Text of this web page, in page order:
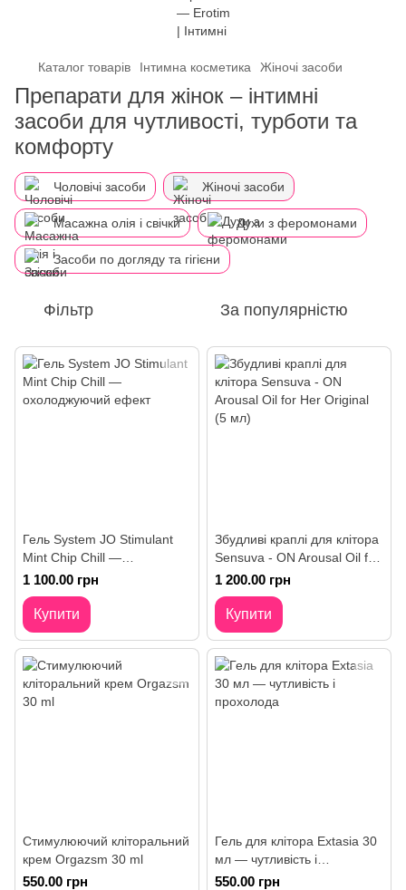
Каталог товарів Інтимна косметика Жіночі засоби
Препарати для жінок – інтимні
засоби для чутливості, турботи та
комфорту
Чоловічі засоби Жіночі засоби
Масажна олія і свічки Духи з феромонами
Засоби по догляду та гігієни
Фільтр За популярністю
Гель System JO Stimulant
Mint Chip Chill —
охолоджуючий ефект
1 100.00 грн
Купити
Збудливі краплі для клітора
Sensuva - ON Arousal Oil for
Her Original (5 мл)
1 200.00 грн
Купити
Стимулюючий кліторальний
крем Orgazsm 30 ml
550.00 грн
Гель для клітора Extasia 30
мл — чутливість і
прохолода
550.00 грн